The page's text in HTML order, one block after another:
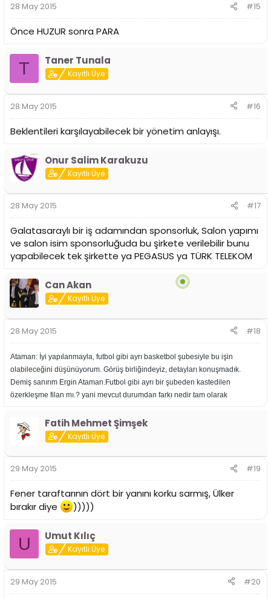
28 May 2015 #15
Önce HUZUR sonra PARA
T Taner Tunala
Kayıtlı Üye
28 May 2015 #16
Beklentileri karşılayabilecek bir yönetim anlayışı.
Onur Salim Karakuzu
Kayıtlı Üye
28 May 2015 #17
Galatasaraylı bir iş adamından sponsorluk, Salon yapımı
ve salon isim sponsorluğuda bu şirkete verilebilir bunu
yapabilecek tek şirkette ya PEGASUS ya TÜRK TELEKOM
Can Akan
Kayıtlı Üye
28 May 2015 #18
Ataman: İyi yapılanmayla, futbol gibi ayrı basketbol şubesiyle bu işin
olabileceğini düşünüyorum. Görüş birliğindeyiz, detayları konuşmadık.
Demiş sanırım Ergin Ataman.Futbol gibi ayrı bir şubeden kastedilen
özerkleşme filan mı.? yani mevcut durumdan farkı nedir tam olarak
Fatih Mehmet Şimşek
Kayıtlı Üye
29 May 2015 #19
Fener taraftarının dört bir yanını korku sarmış, Ülker
bırakır diye
)))))
U Umut Kılıç
Kayıtlı Üye
29 May 2015 #20